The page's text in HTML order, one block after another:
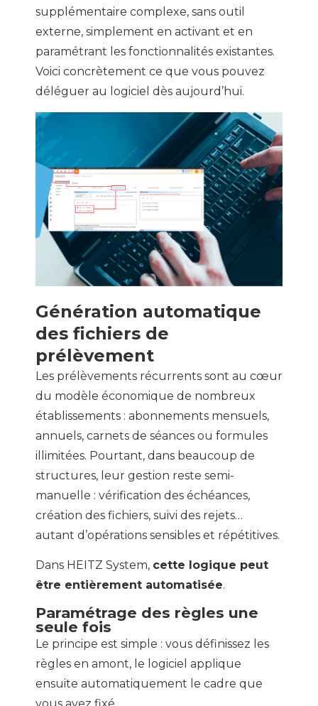
supplémentaire complexe, sans outil
externe, simplement en activant et en
paramétrant les fonctionnalités existantes.
Voici concrètement ce que vous pouvez
déléguer au logiciel dès aujourd’hui.
Génération automatique
des fichiers de
prélèvement
Les prélèvements récurrents sont au cœur
du modèle économique de nombreux
établissements : abonnements mensuels,
annuels, carnets de séances ou formules
illimitées. Pourtant, dans beaucoup de
structures, leur gestion reste semi-
manuelle : vérification des échéances,
création des fichiers, suivi des rejets…
autant d’opérations sensibles et répétitives.
Dans HEITZ System, cette logique peut
être entièrement automatisée.
Paramétrage des règles une
seule fois
Le principe est simple : vous définissez les
règles en amont, le logiciel applique
ensuite automatiquement le cadre que
vous avez fixé.